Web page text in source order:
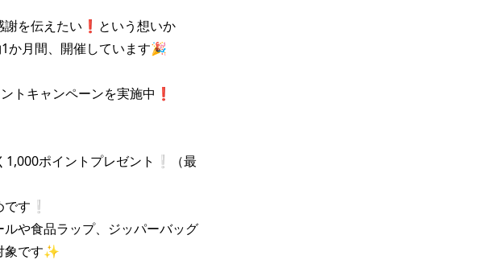
謝を伝えたい❗という想いか
か月間、開催しています🎉
トキャンペーンを実施中❗
1,000ポイントプレゼント❕（最
す❕
や食品ラップ、ジッパーバッグ
象です✨